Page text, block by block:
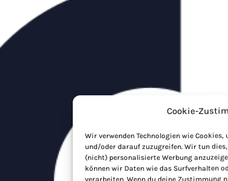
Cookie-
Wir verwenden Technologien wie
und/oder darauf zuzugreifen. Wir tun
(nicht) personalisierte Werbung
können wir Daten wie das Surfverhalten
verarbeiten. Wenn du deine Zustimmung